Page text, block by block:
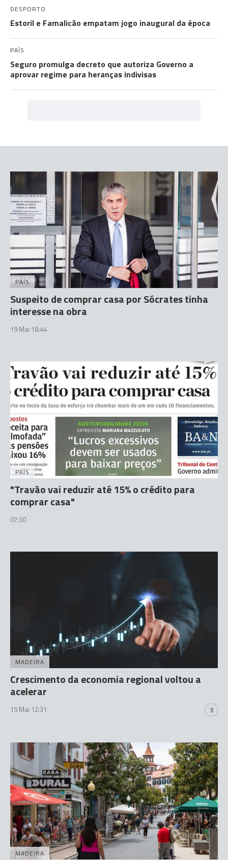
DESPORTO
Estoril e Famalicão empatam jogo inaugural da época
PAÍS
Seguro promulga decreto que autoriza Governo a
aprovar regime para heranças indivisas
PAÍS
Suspeito de comprar casa por Sócrates tinha
interesse na obra
19 Mai 18:44
PAÍS
"Travão vai reduzir até 15% o crédito para
comprar casa"
07:30
MADEIRA
Crescimento da economia regional voltou a
acelerar
15 Mai 12:31 3
MADEIRA